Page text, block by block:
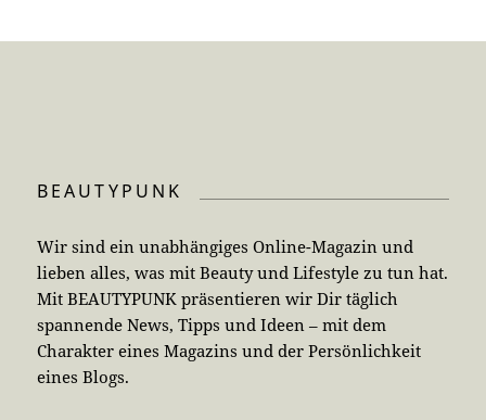
BEAUTYPUNK
Wir sind ein unabhängiges Online-Magazin und
lieben alles, was mit Beauty und Lifestyle zu tun hat.
Mit BEAUTYPUNK präsentieren wir Dir täglich
spannende News, Tipps und Ideen – mit dem
Charakter eines Magazins und der Persönlichkeit
eines Blogs.